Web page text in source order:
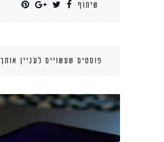
שיתוף
פוסטים שעשויים לעניין אותך